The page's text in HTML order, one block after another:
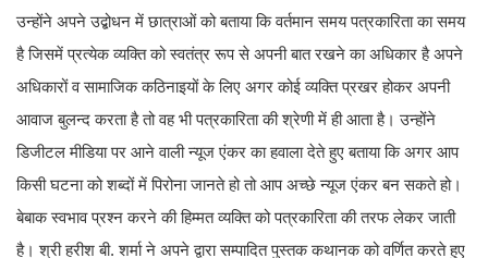
उन्होंने अपने उद्बोधन में छात्राओं को बताया कि वर्तमान समय पत्रकारिता का समय
है जिसमें प्रत्येक व्यक्ति को स्वतंत्र रूप से अपनी बात रखने का अधिकार है अपने
अधिकारों व सामाजिक कठिनाइयों के लिए अगर कोई व्यक्ति प्रखर होकर अपनी
आवाज बुलन्द करता है तो वह भी पत्रकारिता की श्रेणी में ही आता है। उन्होंने
डिजीटल मीडिया पर आने वाली न्यूज एंकर का हवाला देते हुए बताया कि अगर आप
किसी घटना को शब्दों में पिरोना जानते हो तो आप अच्छे न्यूज एंकर बन सकते हो।
बेबाक स्वभाव प्रश्न करने की हिम्मत व्यक्ति को पत्रकारिता की तरफ लेकर जाती
है। श्री हरीश बी. शर्मा ने अपने द्वारा सम्पादित पुस्तक कथानक को वर्णित करते हुए